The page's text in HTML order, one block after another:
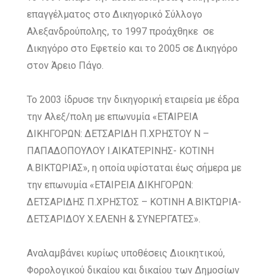
επαγγέλματος στο Δικηγορικό Σύλλογο
Αλεξανδρούπολης, το 1997 προάχθηκε σε
Δικηγόρο στο Εφετείο και το 2005 σε Δικηγόρο
στον Άρειο Πάγο.
Το 2003 ίδρυσε την δικηγορική εταιρεία με έδρα
την Αλεξ/πολη με επωνυμία «ΕΤΑΙΡΕΙΑ
ΔΙΚΗΓΟΡΩΝ: ΔΕΤΣΑΡΙΔΗ Π.ΧΡΗΣΤΟΥ Ν –
ΠΑΠΑΔΟΠΟΥΛΟΥ Ι.ΑΙΚΑΤΕΡΙΝΗΣ- ΚΟΤΙΝΗ
Α.ΒΙΚΤΩΡΙΑΣ», η οποία υφίσταται έως σήμερα με
την επωνυμία «ΕΤΑΙΡΕΙΑ ΔΙΚΗΓΟΡΩΝ:
ΔΕΤΣΑΡΙΔΗΣ Π.ΧΡΗΣΤΟΣ – ΚΟΤΙΝΗ Α.ΒΙΚΤΩΡΙΑ-
ΔΕΤΣΑΡΙΔΟΥ Χ.ΕΛΕΝΗ & ΣΥΝΕΡΓΑΤΕΣ».
Αναλαμβάνει κυρίως υποθέσεις Διοικητικού,
Φορολογικού δικαίου και δικαίου των Δημοσίων